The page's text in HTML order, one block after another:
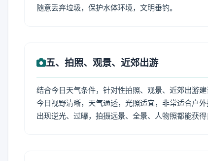
随意丢弃垃圾，保护水体环境，文明垂钓。
五、拍照、观景、近郊出游
结合今日天气条件，针对性拍照、观景、近郊出游
今日视野清晰，天气通透，光照适宜，非常适合户
出现逆光、过曝，拍摄远景、全景、人物照都能获得